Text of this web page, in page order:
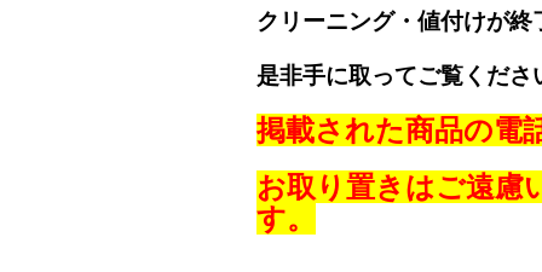
クリーニング・値付けが
是非手に取ってご覧くださ
掲載された商品の電
お取り置きはご遠慮
す。